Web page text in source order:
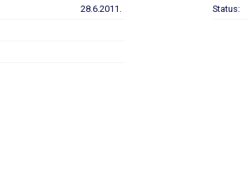
28.6.2011. Status: